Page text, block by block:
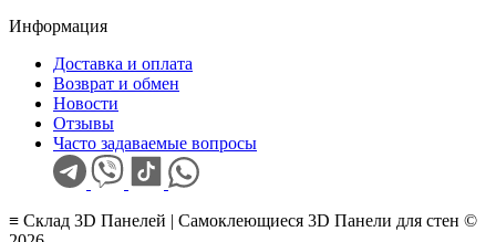
Информация
Доставка и оплата
Возврат и обмен
Новости
Отзывы
Часто задаваемые вопросы
≡ Склад 3D Панелей | Самоклеющиеся 3D Панели для стен ©